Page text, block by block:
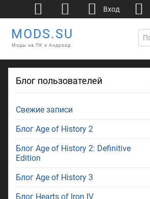
MODS.SU
Моды на ПК и Андроид
Блог пользователей
Свежие записи
Блог Age of History 2
Блог Age of History 2: Definitive
Edition
Блог Age of History 3
Блог Hearts of Iron IV
Вход